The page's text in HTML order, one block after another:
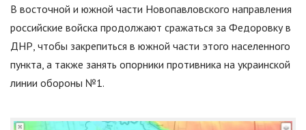
В восточной и южной части Новопавловского направления
российские войска продолжают сражаться за Федоровку в
ДНР, чтобы закрепиться в южной части этого населенного
пункта, а также занять опорники противника на украинской
линии обороны №1.